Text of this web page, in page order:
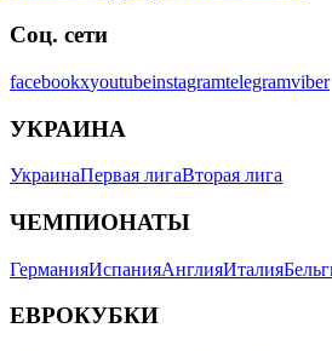
Соц. сети
facebookxyoutubeinstagramtelegramviber
УКРАИНА
УкраинаПервая лигаВторая лига
ЧЕМПИОНАТЫ
ГерманияИспанияАнглияИталия
ЕВРОКУБКИ